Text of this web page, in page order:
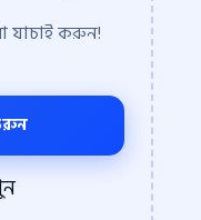
যাচাই করুন!